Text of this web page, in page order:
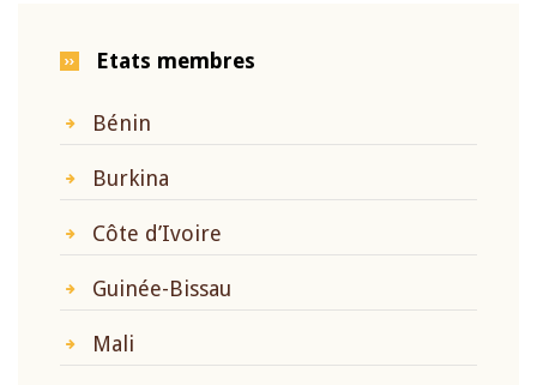
Etats membres
Bénin
Burkina
Côte d’Ivoire
Guinée-Bissau
Mali